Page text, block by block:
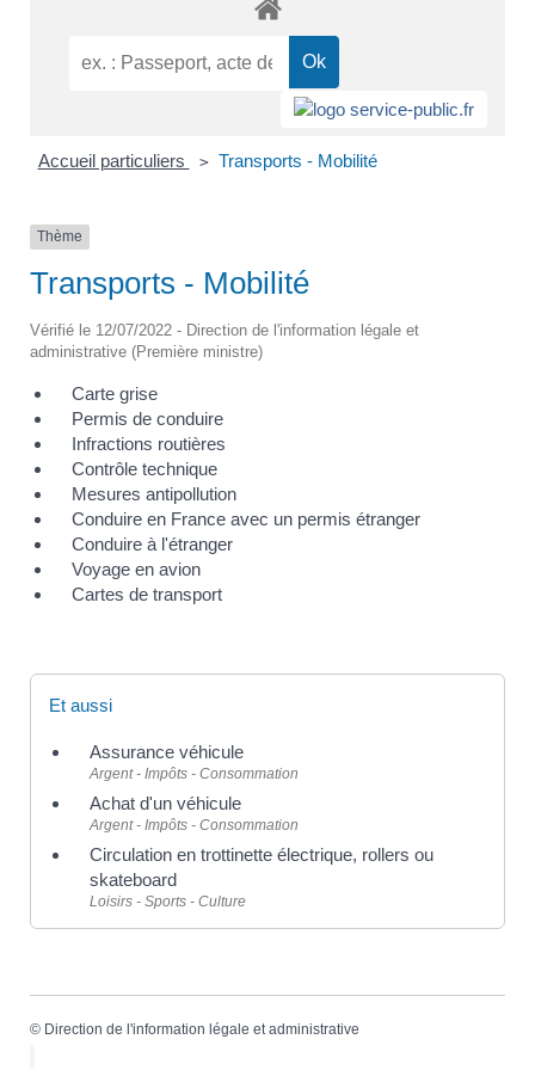
Accueil particuliers > Transports - Mobilité
Thème
Transports - Mobilité
Vérifié le 12/07/2022 - Direction de l'information légale et
administrative (Première ministre)
Carte grise
Permis de conduire
Infractions routières
Contrôle technique
Mesures antipollution
Conduire en France avec un permis étranger
Conduire à l'étranger
Voyage en avion
Cartes de transport
Et aussi
Assurance véhicule
Argent - Impôts - Consommation
Achat d'un véhicule
Argent - Impôts - Consommation
Circulation en trottinette électrique, rollers ou
skateboard
Loisirs - Sports - Culture
© Direction de l'information légale et administrative